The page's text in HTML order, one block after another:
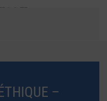
–